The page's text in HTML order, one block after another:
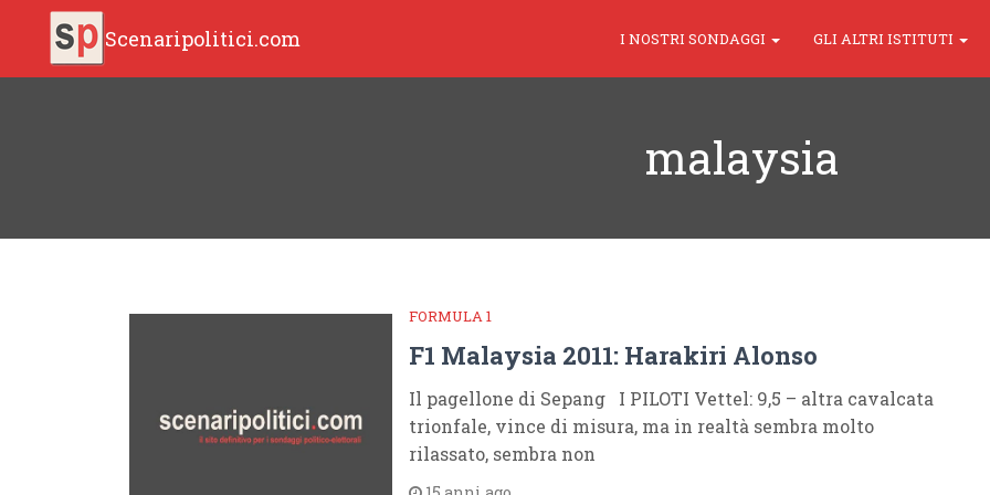
Scenaripolitici.com I NOSTRI SONDAGGI GLI ALTRI ISTITUTI
malaysia
FORMULA 1
F1 Malaysia 2011: Harakiri Alonso
Il pagellone di Sepang I PILOTI Vettel: 9,5 – altra cavalcata
trionfale, vince di misura, ma in realtà sembra molto
rilassato, sembra non